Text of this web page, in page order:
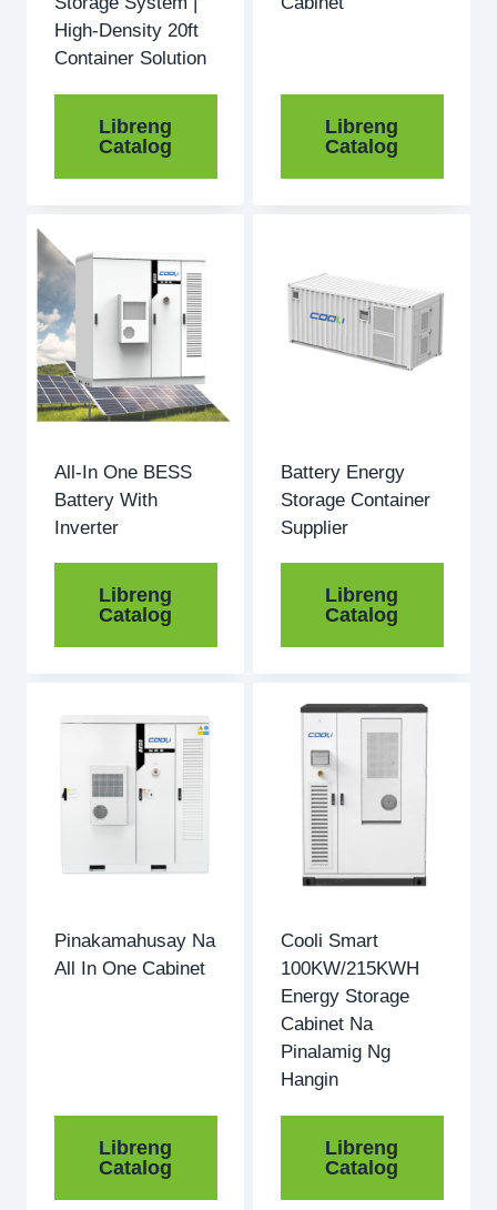
High-Density 20ft
Container Solution
Libreng
Catalog
Libreng
Catalog
All-In One BESS
Battery With
Inverter
Libreng
Catalog
Battery Energy
Storage Container
Supplier
Libreng
Catalog
Pinakamahusay Na
All In One Cabinet
Libreng
Catalog
Cooli Smart
100KW/215KWH
Energy Storage
Cabinet Na
Pinalamig Ng
Hangin
Libreng
Catalog